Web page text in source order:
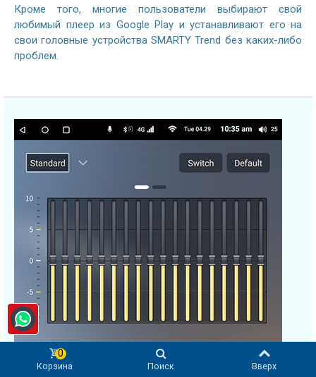
Кроме того, многие пользователи выбирают свой
любимый плеер из Google Play и устанавливают его на
свои головные устройства SMARTY Trend без каких-либо
проблем.
Корзина
0
Поиск Вверх